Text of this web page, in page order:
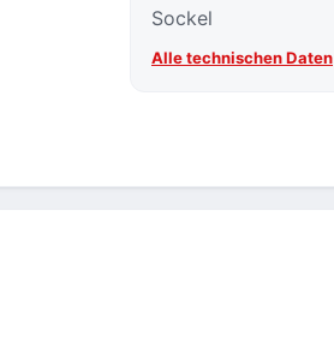
Sockel
Alle technischen Daten